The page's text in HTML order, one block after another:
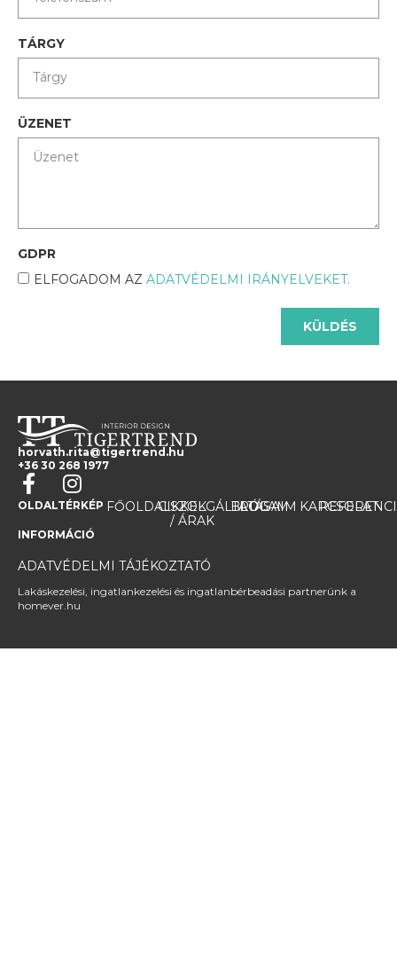
TÁRGY
ÜZENET
GDPR
ELFOGADOM AZ ADATVÉDELMI IRÁNYELVEKET.
KÜLDÉS
horvath.rita@tigertrend.hu
+36 30 268 1977
OLDALTÉRKÉP FŐOLDALCIKKEK
SZOLGÁLTATÁSAIM
/ ÁRAK
BLOG
RÓLAM KAPCSOLAT
INFORMÁCIÓ
ADATVÉDELMI TÁJÉKOZTATÓ
Lakáskezelési, ingatlankezelési és ingatlanbérbeadási partnerünk a
homever.hu